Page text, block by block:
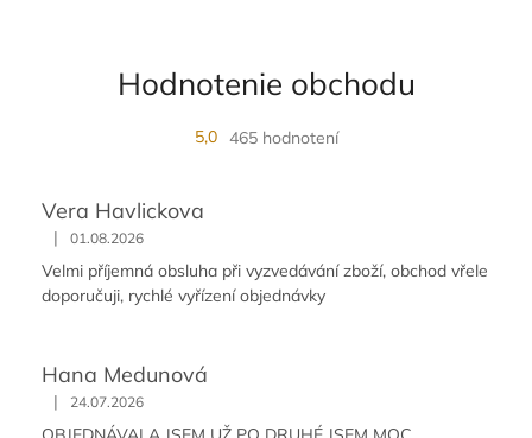
Hodnotenie obchodu
5,0 465 hodnotení
Vera Havlickova
| 01.08.2026
Velmi příjemná obsluha při vyzvedávání zboží, obchod vřele
doporučuji, rychlé vyřízení objednávky
Hana Medunová
| 24.07.2026